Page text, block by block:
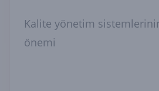
Kalite yönetim
önemi